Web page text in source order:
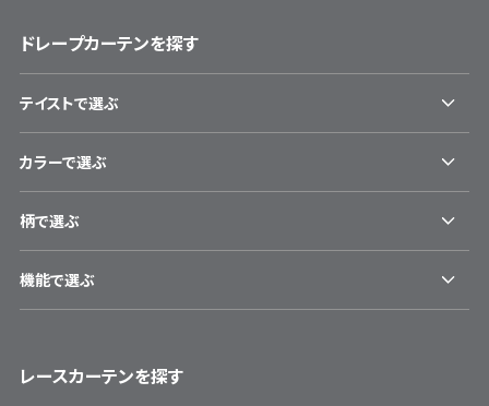
ドレープカーテンを探す
テイストで選ぶ
カラーで選ぶ
柄で選ぶ
機能で選ぶ
レースカーテンを探す